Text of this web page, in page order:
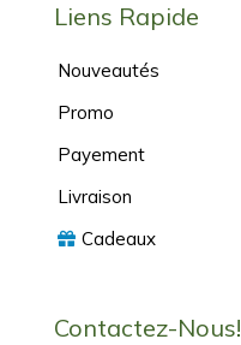
Liens Rapide
Nouveautés
Promo
Payement
Livraison
Cadeaux
Contactez-Nous!